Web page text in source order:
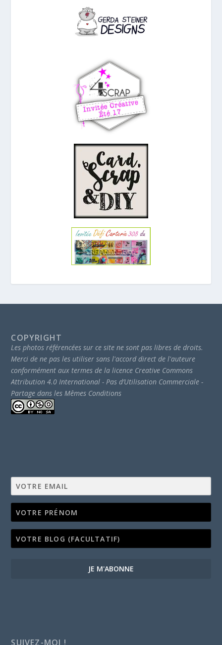
COPYRIGHT
Les photos référencées sur ce site ne sont pas libres de droits.
Merci de ne pas les utiliser sans l'accord direct de l'auteure
conformément aux termes de la licence Creative Commons
Attribution 4.0 International - Pas d’Utilisation Commerciale -
Partage dans les Mêmes Conditions
JE M'ABONNE
SUIVEZ-MOI !